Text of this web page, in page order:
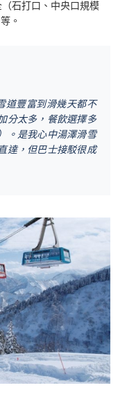
石打口、中央口規模
。
道豐富到滑幾天都不
分太多，餐飲選擇多
。是我心中湯澤滑雪
達，但巴士接駁很成